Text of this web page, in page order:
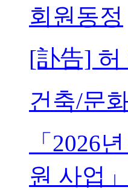
회원동정
[訃告] 허
건축/문
「2026
원 사업」